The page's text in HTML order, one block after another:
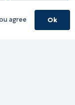
agree
Ok